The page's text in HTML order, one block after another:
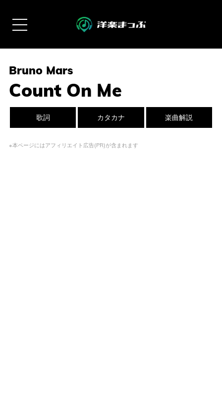
Bruno Mars
Count On Me
歌詞 カタカナ 楽曲解説
※本ページにはアフィリエイト広告(PR)が含まれます